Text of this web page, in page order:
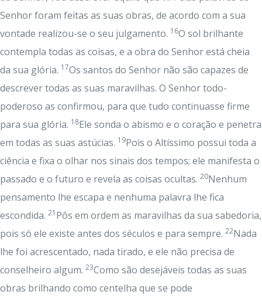
Senhor foram feitas as suas obras, de acordo com a sua
vontade realizou-se o seu julgamento. 16O sol brilhante
contempla todas as coisas, e a obra do Senhor está cheia
da sua glória. 17Os santos do Senhor não são capazes de
descrever todas as suas maravilhas. O Senhor todo-
poderoso as confirmou, para que tudo continuasse firme
para sua glória. 18Ele sonda o abismo e o coração e penetra
em todas as suas astúcias. 19Pois o Altíssimo possui toda a
ciência e fixa o olhar nos sinais dos tempos; ele manifesta o
passado e o futuro e revela as coisas ocultas. 20Nenhum
pensamento lhe escapa e nenhuma palavra lhe fica
escondida. 21 Pôs em ordem as maravilhas da sua sabedoria,
pois só ele existe antes dos séculos e para sempre. 22Nada
lhe foi acrescentado, nada tirado, e ele não precisa de
conselheiro algum. 23Como são desejáveis todas as suas
obras brilhando como centelha que se pode